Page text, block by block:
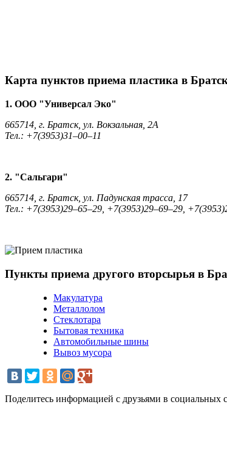
Карта пунктов приема пластика в
1. ООО "Универсал Эко"
665714, г. Братск, ул. Вокзальная, 2А
Тел.: +7(3953)31–00–11
2. "Сальгари"
665714, г. Братск, ул. Падунская трасса, 17
Тел.: +7(3953)29–65–29, +7(3953)29–69–29,
Пункты приема другого вторсырья в
Макулатура
Металлолом
Стеклотара
Бытовая техника
Автомобильные шины
Вывоз мусора
Поделитесь информацией с друзьями в социальных